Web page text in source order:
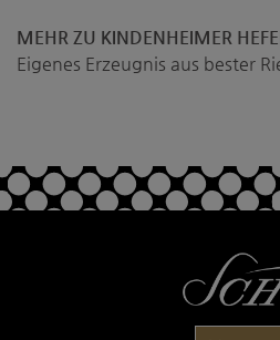
MEHR ZU KINDENHEIMER
Eigenes Erzeugnis aus bester